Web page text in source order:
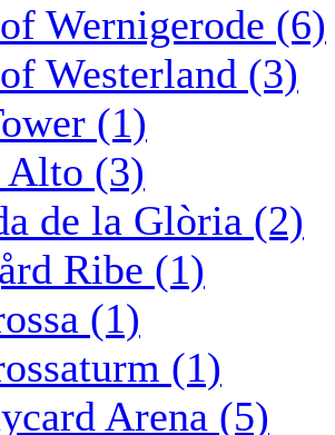
Wernigerode (6)
Westerland (3)
(1)
(3)
de la Glòria (2)
Ribe (1)
(1)
(1)
Arena (5)